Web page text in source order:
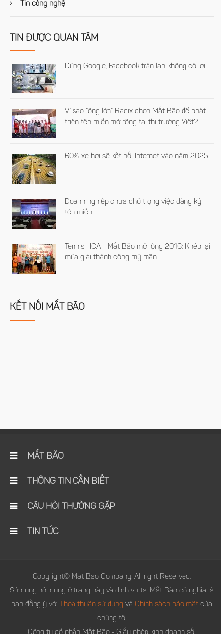
Tin công nghệ
TIN ĐƯỢC QUAN TÂM
Dùng Google, Facebook tràn lan không có lợi
Vì sao “ông lớn” Radix chọn Mắt Bão để phát
triển tên miền mở rộng tại thị trường Việt?
60% xe hơi sẽ kết nối Internet vào năm 2025
Doanh nghiệp chưa chú trọng việc đăng ký
tên miền
Tennis HCA - Mắt Bão mở rộng 2016: Khép lại
mùa giải thành công mỹ mãn
KẾT NỐI MẮT BÃO
MẮT BÃO
THÔNG TIN CẦN BIẾT
CÂU HỎI THƯỜNG GẶP
TIN TỨC
Copyright© Mat Bao Company. All right Reserved.
Sử dụng nội dung ở trang này và dịch vụ tại Mắt Bão có nghĩa là
bạn đồng ý với
Thỏa thuận sử dụng và Chính sách bảo mật của
chúng tôi
Công ty cổ phần Mắt Bão - Giấy phép kinh doanh số: